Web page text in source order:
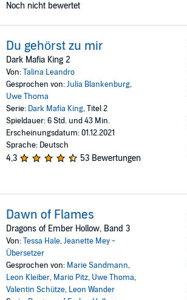
Noch nicht bewertet
Du gehörst zu mir
Dark Mafia King 2
Von:Talina Leandro
Gesprochen von:Julia Blankenburg,
Uwe Thoma
Serie: Dark Mafia King, Titel 2
Spieldauer: 6 Std. und 43 Min.
Erscheinungsdatum: 01.12.2021
Sprache: Deutsch
4,3 53 Bewertungen
Dawn of Flames
Dragons of Ember Hollow, Band 3
Von:Tessa Hale,Jeanette Mey -
Übersetzer
Gesprochen von: Marie Sandmann,
Leon Kleiber, Mario Pitz, Uwe Thoma,
Valentin Schütze, Leon Wander